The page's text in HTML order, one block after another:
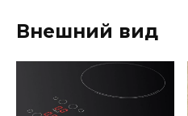
Внешний вид